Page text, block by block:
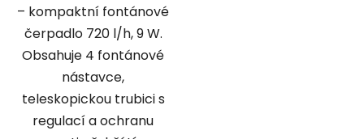
– kompaktní fontánové
čerpadlo 720 l/h, 9 W.
Obsahuje 4 fontánové
nástavce,
teleskopickou trubici s
regulací a ochranu